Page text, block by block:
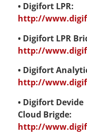
• Digifort LPR:
http://
• Digifort LPR
http://
• Digifort
http://
• Digifort Devide
Cloud Brigde:
http://